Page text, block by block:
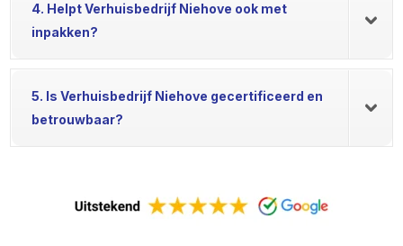
4. Helpt Verhuisbedrijf Niehove ook met
inpakken?
5. Is Verhuisbedrijf Niehove gecertificeerd en
betrouwbaar?